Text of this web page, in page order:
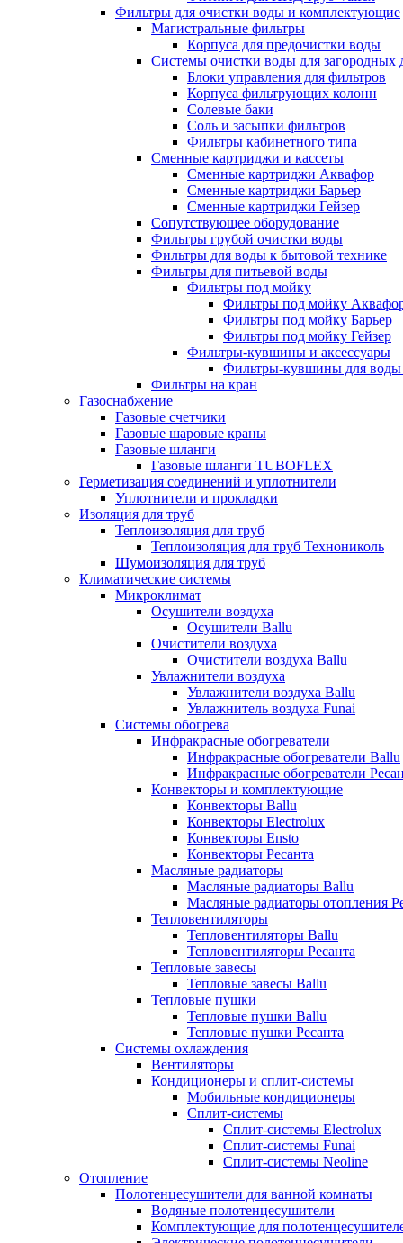
Фильтры для очистки воды и комплектующие
Магистральные фильтры
Корпуса для предочистки воды
Системы очистки воды для загородных
Блоки управления для фильтров
Корпуса фильтрующих колонн
Солевые баки
Соль и засыпки фильтров
Фильтры кабинетного типа
Сменные картриджи и кассеты
Сменные картриджи Аквафор
Сменные картриджи Барьер
Сменные картриджи Гейзер
Сопутствующее оборудование
Фильтры грубой очистки воды
Фильтры для воды к бытовой технике
Фильтры для питьевой воды
Фильтры под мойку
Фильтры под мойку
Фильтры под мойку Барьер
Фильтры под мойку Гейзер
Фильтры-кувшины и аксессуары
Фильтры-кувшины для
Фильтры на кран
Газоснабжение
Газовые счетчики
Газовые шаровые краны
Газовые шланги
Газовые шланги TUBOFLEX
Герметизация соединений и уплотнители
Уплотнители и прокладки
Изоляция для труб
Теплоизоляция для труб
Теплоизоляция для труб Технониколь
Шумоизоляция для труб
Климатические системы
Микроклимат
Осушители воздуха
Осушители Ballu
Очистители воздуха
Очистители воздуха Ballu
Увлажнители воздуха
Увлажнители воздуха Ballu
Увлажнитель воздуха Funai
Системы обогрева
Инфракрасные обогреватели
Инфракрасные обогреватели Ballu
Инфракрасные обогреватели
Конвекторы и комплектующие
Конвекторы Ballu
Конвекторы Electrolux
Конвекторы Ensto
Конвекторы Ресанта
Масляные радиаторы
Масляные радиаторы Ballu
Масляные радиаторы отопления
Тепловентиляторы
Тепловентиляторы Ballu
Тепловентиляторы Ресанта
Тепловые завесы
Тепловые завесы Ballu
Тепловые пушки
Тепловые пушки Ballu
Тепловые пушки Ресанта
Системы охлаждения
Вентиляторы
Кондиционеры и сплит-системы
Мобильные кондиционеры
Сплит-системы
Сплит-системы Electrolux
Сплит-системы Funai
Сплит-системы Neoline
Отопление
Полотенцесушители для ванной комнаты
Водяные полотенцесушители
Комплектующие для